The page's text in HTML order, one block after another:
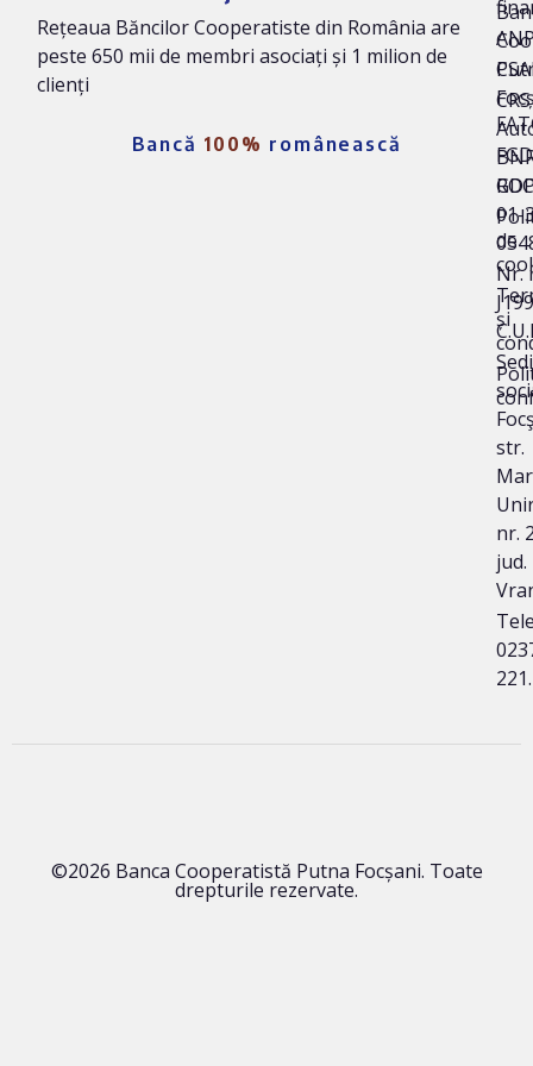
Rețeaua Băncilor Cooperatiste din România are
peste 650 mii de membri asociați și 1 milion de
clienți
Bancă 100% românească
01-
Nr.
str.
nr.
jud.
de
și
©2026 Banca Cooperatistă Putna Focșani. Toate
drepturile rezervate.